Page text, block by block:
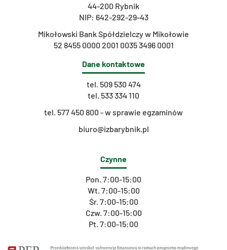
44-200 Rybnik
NIP: 642-292-29-43
Mikołowski Bank Spółdzielczy w Mikołowie
52 8455 0000 2001 0035 3496 0001
Dane kontaktowe
tel. 509 530 474
tel. 533 334 110
tel. 577 450 800 - w sprawie egzaminów
biuro@izbarybnik.pl
Czynne
Pon. 7:00-15:00
Wt. 7:00-15:00
Śr. 7:00-15:00
Czw. 7:00-15:00
Pt. 7:00-15:00